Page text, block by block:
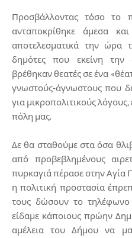
Προσβάλλοντας τόσο το
ανταποκρίθηκε άμεσα
αποτελεσματικά την ώρα
δημότες που εκείνη
βρέθηκαν θεατές σε ένα
γνωστούς-άγνωστους που
για μικροπολιτικούς
πόλη μας.
Δε θα σταθούμε στα όσα
από προβεβλημένους
πυρκαγιά πέρασε στην Αγία
η πολιτική προστασία
τους δώσουν το
είδαμε κάποιους πρώην
αμέλεια του Δήμου να